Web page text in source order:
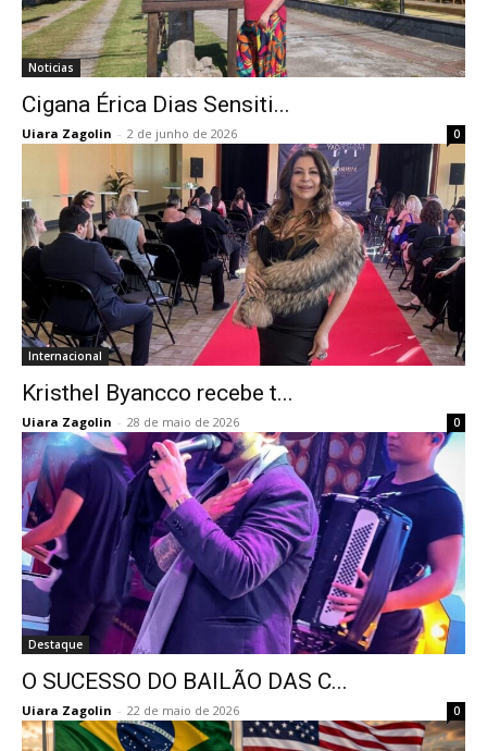
Noticias
Cigana Érica Dias Sensiti...
Uiara Zagolin - 2 de junho de 2026 0
Internacional
Kristhel Byancco recebe t...
Uiara Zagolin - 28 de maio de 2026 0
Destaque
O SUCESSO DO BAILÃO DAS C...
Uiara Zagolin - 22 de maio de 2026 0